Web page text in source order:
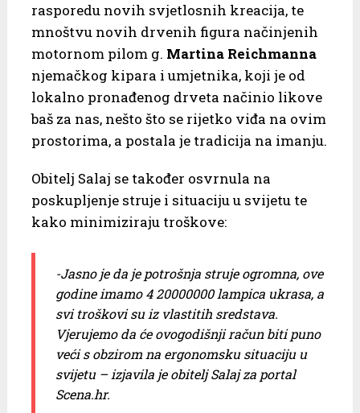
rasporedu novih svjetlosnih kreacija, te
mnoštvu novih drvenih figura načinjenih
motornom pilom g. Martina Reichmanna
njemačkog kipara i umjetnika, koji je od
lokalno pronađenog drveta načinio likove
baš za nas, nešto što se rijetko viđa na ovim
prostorima, a postala je tradicija na imanju.
Obitelj Salaj se također osvrnula na
poskupljenje struje i situaciju u svijetu te
kako minimiziraju troškove:
-Jasno je da je potrošnja struje ogromna, ove
godine imamo 4 20000000 lampica ukrasa, a
svi troškovi su iz vlastitih sredstava.
Vjerujemo da će ovogodišnji račun biti puno
veći s obzirom na ergonomsku situaciju u
svijetu – izjavila je obitelj Salaj za portal
Scena.hr.